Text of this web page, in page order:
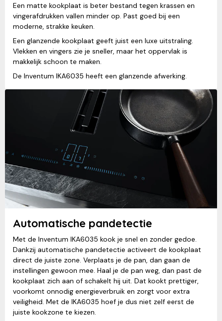
Een matte kookplaat is beter bestand tegen krassen en
vingerafdrukken vallen minder op. Past goed bij een
moderne, strakke keuken.
Een glanzende kookplaat geeft juist een luxe uitstraling.
Vlekken en vingers zie je sneller, maar het oppervlak is
makkelijk schoon te maken.
De Inventum IKA6035 heeft een glanzende afwerking.
Automatische pandetectie
Met de Inventum IKA6035 kook je snel en zonder gedoe.
Dankzij automatische pandetectie activeert de kookplaat
direct de juiste zone. Verplaats je de pan, dan gaan de
instellingen gewoon mee. Haal je de pan weg, dan past de
kookplaat zich aan of schakelt hij uit. Dat kookt prettiger,
voorkomt onnodig energieverbruik en zorgt voor extra
veiligheid. Met de IKA6035 hoef je dus niet zelf eerst de
juiste kookzone te kiezen.